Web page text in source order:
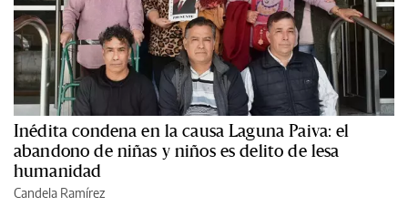
Inédita condena en la causa Laguna Paiva: el
abandono de niñas y niños es delito de lesa
humanidad
Candela Ramírez